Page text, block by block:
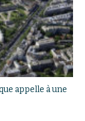
appelle à une